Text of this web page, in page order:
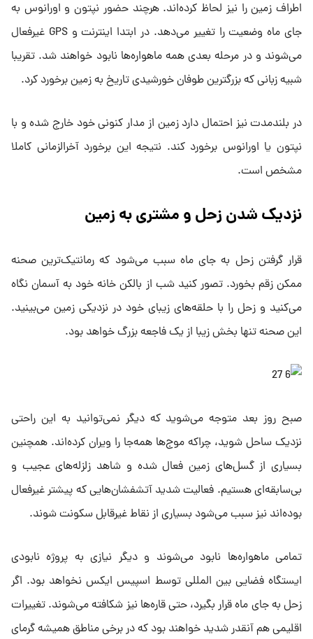
اطراف زمین را نیز لحاظ کرده‌اند. هرچند حضور نپتون و اورانوس به
جای ماه وضعیت را تغییر می‌دهد. در ابتدا اینترنت و GPS غیرفعال
می‌شوند و در مرحله بعدی همه ماهواره‌ها نابود خواهند شد. تقریبا
شبیه زبانی که بزرگترین طوفان خورشیدی تاریخ به زمین برخورد کرد.
در بلندمدت نیز احتمال دارد زمین از مدار کنونی خود خارج شده و با
نپتون یا اورانوس برخورد کند. نتیجه این برخورد آخرالزمانی کاملا
مشخص است.
نزدیک شدن زحل و مشتری به زمین
قرار گرفتن زحل به جای ماه سبب می‌شود که رمانتیک‌ترین صحنه
ممکن زقم بخورد. تصور کنید شب از بالکن خانه خود به آسمان نگاه
می‌کنید و زحل را با حلقه‌های زیبای خود در نزدیکی زمین می‌بینید.
این صحنه تنها بخش زیبا از یک فاجعه بزرگ خواهد بود.
صبح روز بعد متوجه می‌شوید که دیگر نمی‌توانید به این راحتی
نزدیک ساحل شوید، چراکه موج‌ها همه‌جا را ویران کرده‌اند. همچنین
بسیاری از گسل‌های زمین فعال شده و شاهد زلزله‌های عجیب و
بی‌سابقه‌ای هستیم. فعالیت شدید آتشفشان‌هایی که پیشتر غیرفعال
بوده‌اند نیز سبب می‌شود بسیاری از نقاط غیرقابل سکونت شوند.
تمامی ماهواره‌ها نابود می‌شوند و دیگر نیازی به پروژه نابودی
ایستگاه فضایی بین المللی توسط اسپیس ایکس نخواهد بود. اگر
زحل به جای ماه قرار بگیرد، حتی قاره‌ها نیز شکافته می‌شوند. تغییرات
اقلیمی هم آنقدر شدید خواهند بود که در برخی مناطق همیشه گرمای